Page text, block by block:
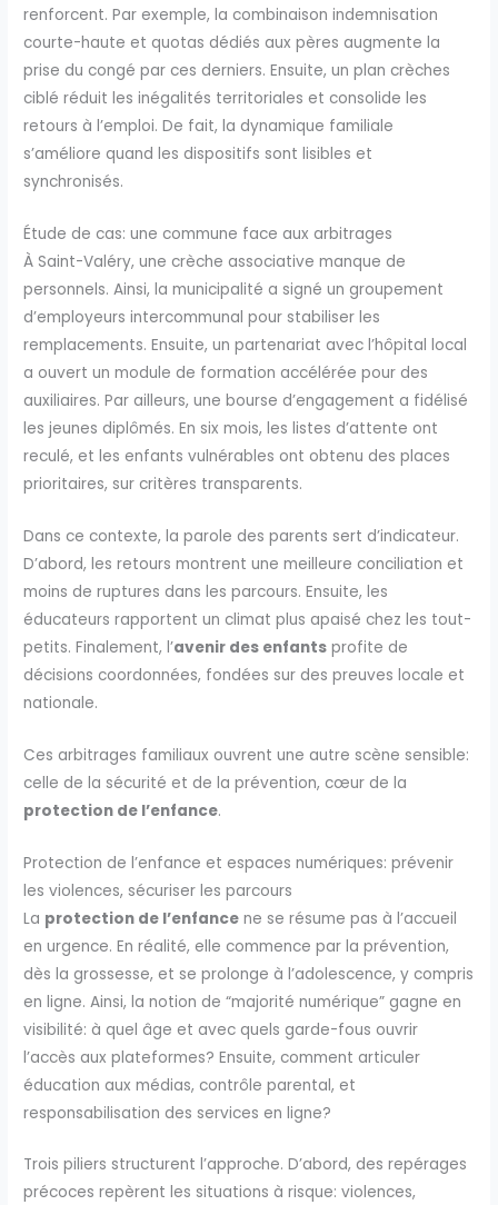
renforcent. Par exemple, la combinaison indemnisation
courte-haute et quotas dédiés aux pères augmente la
prise du congé par ces derniers. Ensuite, un plan crèches
ciblé réduit les inégalités territoriales et consolide les
retours à l’emploi. De fait, la dynamique familiale
s’améliore quand les dispositifs sont lisibles et
synchronisés.
Étude de cas: une commune face aux arbitrages
À Saint-Valéry, une crèche associative manque de
personnels. Ainsi, la municipalité a signé un groupement
d’employeurs intercommunal pour stabiliser les
remplacements. Ensuite, un partenariat avec l’hôpital local
a ouvert un module de formation accélérée pour des
auxiliaires. Par ailleurs, une bourse d’engagement a fidélisé
les jeunes diplômés. En six mois, les listes d’attente ont
reculé, et les enfants vulnérables ont obtenu des places
prioritaires, sur critères transparents.
Dans ce contexte, la parole des parents sert d’indicateur.
D’abord, les retours montrent une meilleure conciliation et
moins de ruptures dans les parcours. Ensuite, les
éducateurs rapportent un climat plus apaisé chez les tout-
petits. Finalement, l’avenir des enfants profite de
décisions coordonnées, fondées sur des preuves locale et
nationale.
Ces arbitrages familiaux ouvrent une autre scène sensible:
celle de la sécurité et de la prévention, cœur de la
protection de l’enfance.
Protection de l’enfance et espaces numériques: prévenir
les violences, sécuriser les parcours
La protection de l’enfance ne se résume pas à l’accueil
en urgence. En réalité, elle commence par la prévention,
dès la grossesse, et se prolonge à l’adolescence, y compris
en ligne. Ainsi, la notion de “majorité numérique” gagne en
visibilité: à quel âge et avec quels garde-fous ouvrir
l’accès aux plateformes? Ensuite, comment articuler
éducation aux médias, contrôle parental, et
responsabilisation des services en ligne?
Trois piliers structurent l’approche. D’abord, des repérages
précoces repèrent les situations à risque: violences,